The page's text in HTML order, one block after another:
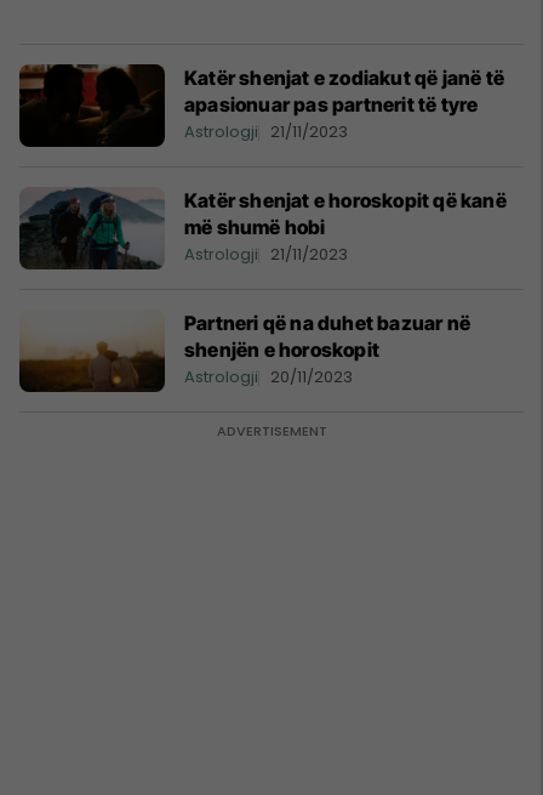
Katër shenjat e zodiakut që janë të
apasionuar pas partnerit të tyre
Astrologji 21/11/2023
Katër shenjat e horoskopit që kanë
më shumë hobi
Astrologji 21/11/2023
Partneri që na duhet bazuar në
shenjën e horoskopit
Astrologji 20/11/2023